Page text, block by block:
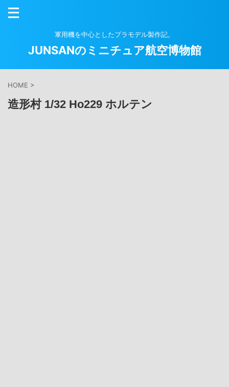
軍用機を中心としたプラモデル製作記。
JUNSANのミニチュア航空博物館
HOME >
造形村 1/32 Ho229 ホルテン